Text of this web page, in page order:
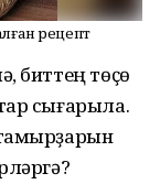
рецепт
биттең төҫө
сығарыла.